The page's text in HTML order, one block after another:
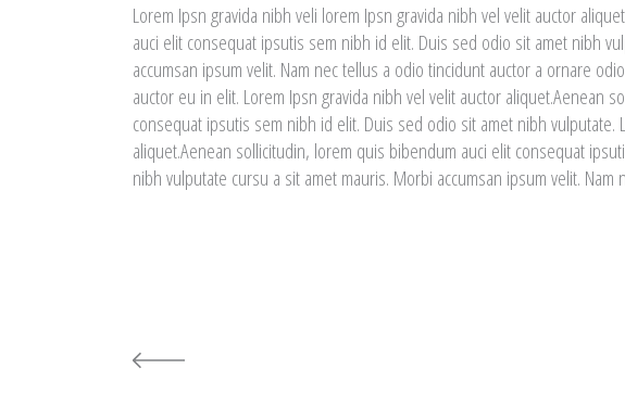
Lorem Ipsn gravida nibh veli lorem Ipsn gravida nibh vel velit auctor
auci elit consequat ipsutis sem nibh id elit. Duis sed odio sit amet nibh
accumsan ipsum velit. Nam nec tellus a odio tincidunt auctor a ornare
auctor eu in elit. Lorem Ipsn gravida nibh vel velit auctor aliquet.Aenean
consequat ipsutis sem nibh id elit. Duis sed odio sit amet nibh vulputate.
aliquet.Aenean sollicitudin, lorem quis bibendum auci elit consequat
nibh vulputate cursu a sit amet mauris. Morbi accumsan ipsum velit. Nam